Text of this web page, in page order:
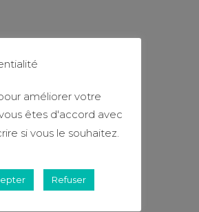
améliorer votre
êtes d'accord avec
si vous le souhaitez.
Refuser